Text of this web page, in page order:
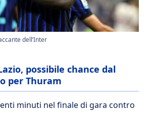
dell’Inter
possibile chance dal
per Thuram
minuti nel finale di gara contro